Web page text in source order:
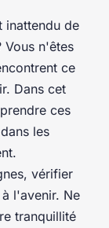
inattendu de
Vous n'êtes
ce
Dans cet
ces
les
vérifier
l'avenir. Ne
tranquillité